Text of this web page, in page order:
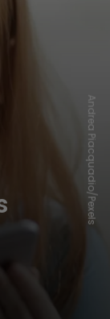
Andrea Piacquadio/Pexels